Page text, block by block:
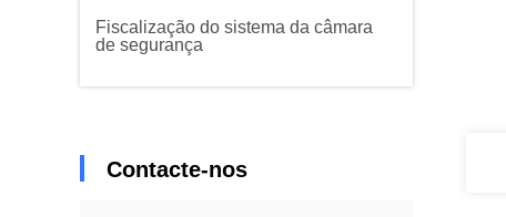
Fiscalização do sistema da câmara
de segurança
Contacte-nos